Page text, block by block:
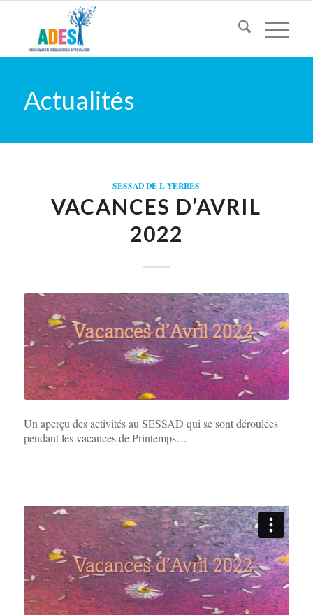
Actualités
SESSAD DE L'YERRES
VACANCES D’AVRIL
2022
Un aperçu des activités au SESSAD qui se sont déroulées
pendant les vacances de Printemps…